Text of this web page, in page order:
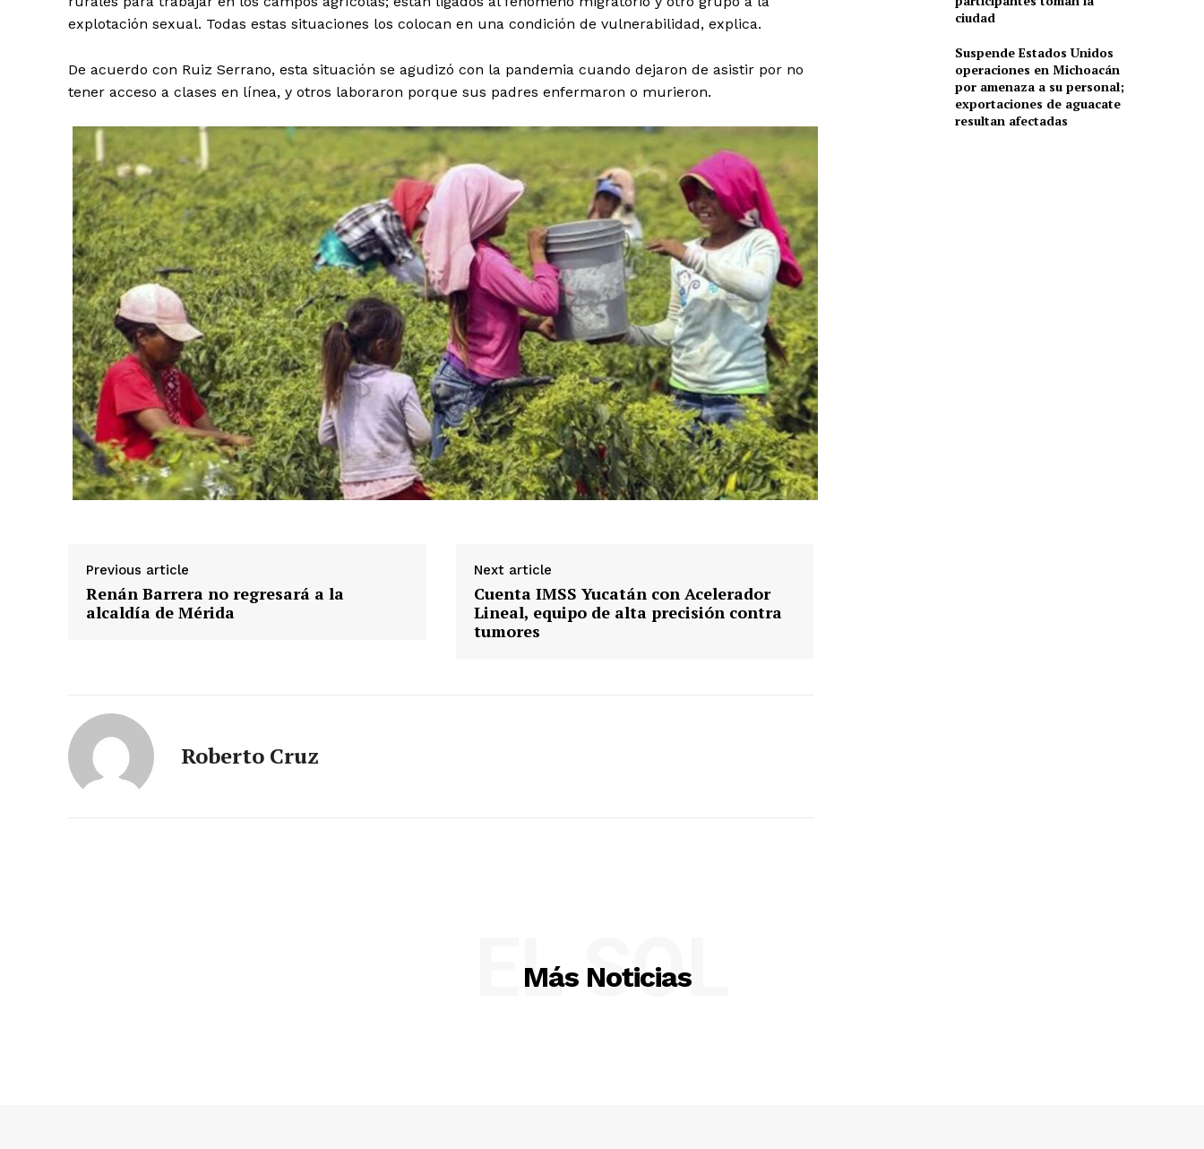
explotación sexual. Todas estas situaciones los colocan en una condición de vulnerabilidad, explica.
De acuerdo con Ruiz Serrano, esta situación se agudizó con la pandemia cuando dejaron de asistir por no
tener acceso a clases en línea, y otros laboraron porque sus padres enfermaron o murieron.
Previous article
Renán Barrera no regresará a la
alcaldía de Mérida
Next article
Cuenta IMSS Yucatán con Acelerador
Lineal, equipo de alta precisión contra
tumores
Roberto Cruz
ciudad
Suspende Estados Unidos
operaciones en Michoacán
por amenaza a su personal;
exportaciones de aguacate
resultan afectadas
Más Noticias
EL SOL